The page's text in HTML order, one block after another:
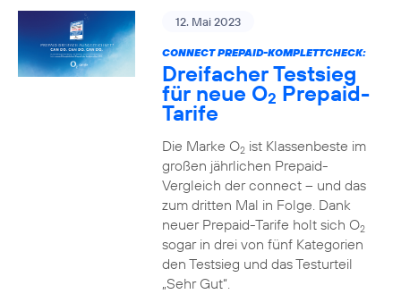
12. Mai 2023
CONNECT PREPAID-KOMPLETTCHECK:
Dreifacher Testsieg
für neue O2 Prepaid-
Tarife
Die Marke O2ist Klassenbeste im
großen jährlichen Prepaid-
Vergleich der connect – und das
zum dritten Mal in Folge. Dank
neuer Prepaid-Tarife holt sich O2
sogar in drei von fünf Kategorien
den Testsieg und das Testurteil
„Sehr Gut“.